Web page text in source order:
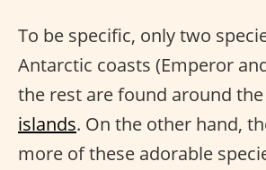
To be specific, only two
Antarctic coasts (Emperor
the rest are found around the
islands. On the other hand,
more of these adorable